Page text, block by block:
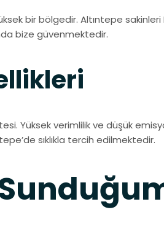
bir bölgedir. Altıntepe sakinleri
bize güvenmektedir.
Yüksek verimlilik ve düşük
sıklıkla tercih edilmektedir.